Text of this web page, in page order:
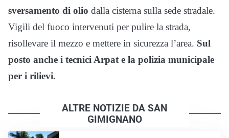
sversamento di olio dalla cisterna sulla sede stradale.
Vigili del fuoco intervenuti per pulire la strada,
risollevare il mezzo e mettere in sicurezza l’area. Sul
posto anche i tecnici Arpat e la polizia municipale
per i rilievi.
ALTRE NOTIZIE DA SAN
GIMIGNANO